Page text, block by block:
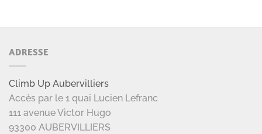
ADRESSE
Climb Up Aubervilliers
Accès par le 1 quai Lucien Lefranc
111 avenue Victor Hugo
93300 AUBERVILLIERS